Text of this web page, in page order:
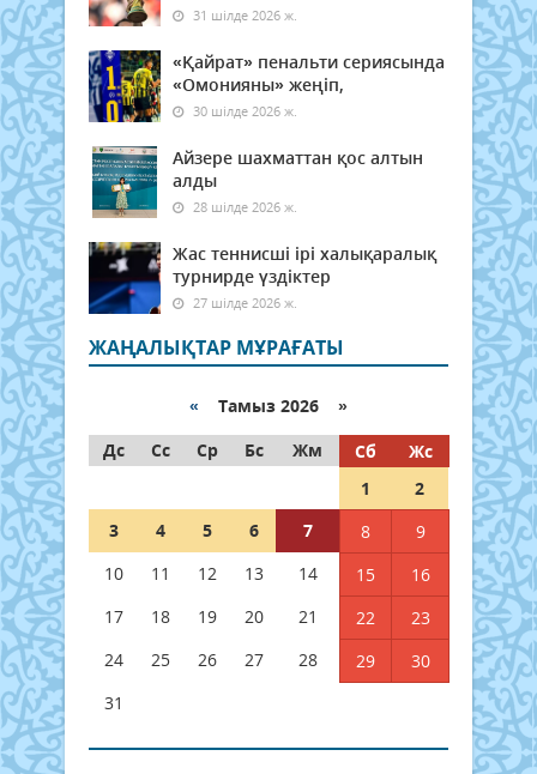
31 шілде 2026 ж.
«Қайрат» пенальти сериясында
«Омонияны» жеңіп,
30 шілде 2026 ж.
Айзере шахматтан қос алтын
алды
28 шілде 2026 ж.
Жас теннисші ірі халықаралық
турнирде үздіктер
27 шілде 2026 ж.
ЖАҢАЛЫҚТАР МҰРАҒАТЫ
« Тамыз 2026 »
Дс
Сс Ср Бс Жм Сб
Жс
1
2
3
4 5 6 7 8
9
10
11 12 13 14 15
16
17
18 19 20 21 22
23
24
25 26 27 28 29
30
31